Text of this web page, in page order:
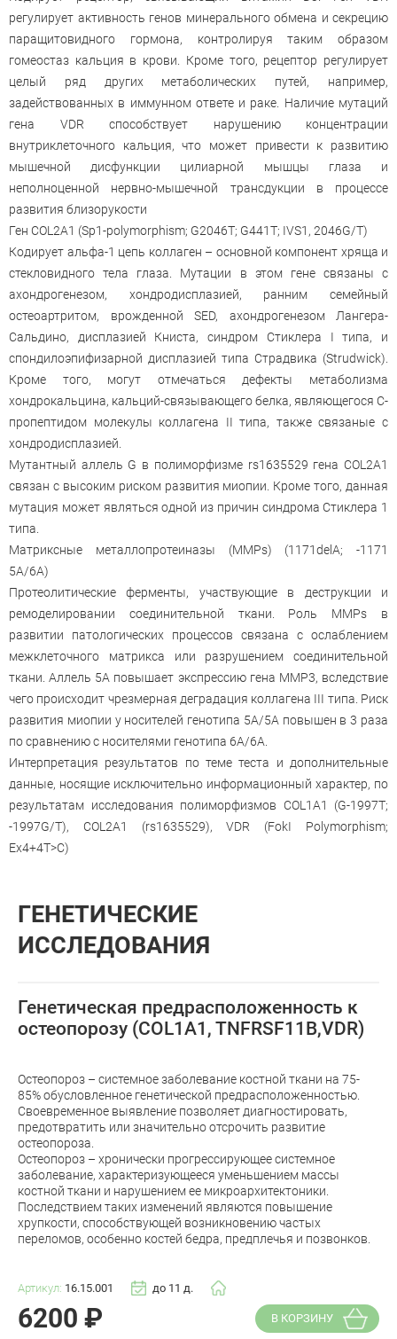
регулирует активность генов минерального обмена и секрецию
паращитовидного гормона, контролируя таким образом
гомеостаз кальция в крови. Кроме того, рецептор регулирует
целый ряд других метаболических путей, например,
задействованных в иммунном ответе и раке. Наличие мутаций
гена VDR способствует нарушению концентрации
внутриклеточного кальция, что может привести к развитию
мышечной дисфункции цилиарной мышцы глаза и
неполноценной нервно-мышечной трансдукции в процессе
развития близорукости
Ген COL2A1 (Sp1-polymorphism; G2046T; G441T; IVS1, 2046G/T)
Кодирует альфа-1 цепь коллаген – основной компонент хряща и
стекловидного тела глаза. Мутации в этом гене связаны с
ахондрогенезом, хондродисплазией, ранним семейный
остеоартритом, врожденной SED, ахондрогенезом Лангера-
Сальдино, дисплазией Книста, синдром Стиклера I типа, и
спондилоэпифизарной дисплазией типа Страдвика (Strudwick).
Кроме того, могут отмечаться дефекты метаболизма
хондрокальцина, кальций-связывающего белка, являющегося C-
пропептидом молекулы коллагена II типа, также связаные с
хондродисплазией.
Мутантный аллель G в полиморфизме rs1635529 гена COL2A1
связан с высоким риском развития миопии. Кроме того, данная
мутация может являться одной из причин синдрома Стиклера 1
типа.
Матриксные металлопротеиназы (ММРs) (1171delA; -1171
5A/6A)
Протеолитические ферменты, участвующие в деструкции и
ремоделировании соединительной ткани. Роль MMPs в
развитии патологических процессов связана с ослаблением
межклеточного матрикса или разрушением соединительной
ткани. Аллель 5A повышает экспрессию гена ММР3, вследствие
чего происходит чрезмерная деградация коллагена III типа. Риск
развития миопии у носителей генотипа 5А/5А повышен в 3 раза
по сравнению с носителями генотипа 6А/6А.
Интерпретация результатов по теме теста и дополнительные
данные, носящие исключительно информационный характер, по
результатам исследования полиморфизмов COL1A1 (G-1997T;
-1997G/T), COL2A1 (rs1635529), VDR (FokI Polymorphism;
Ex4+4T>C)
ГЕНЕТИЧЕСКИЕ
ИССЛЕДОВАНИЯ
Генетическая предрасположенность к
остеопорозу (COL1A1, TNFRSF11B,VDR)
Остеопороз – системное заболевание костной ткани на 75-
85% обусловленное генетической предрасположенностью.
Своевременное выявление позволяет диагностировать,
предотвратить или значительно отсрочить развитие
остеопороза.
Остеопороз – хронически прогрессирующее системное
заболевание, характеризующееся уменьшением массы
костной ткани и нарушением ее микроархитектоники.
Последствием таких изменений являются повышение
хрупкости, способствующей возникновению частых
переломов, особенно костей бедра, предплечья и позвонков.
Артикул: 16.15.001 до 11 д.
6200 ₽ В КОРЗИНУ